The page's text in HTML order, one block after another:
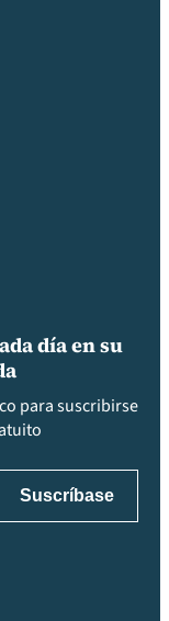
día en su
para suscribirse